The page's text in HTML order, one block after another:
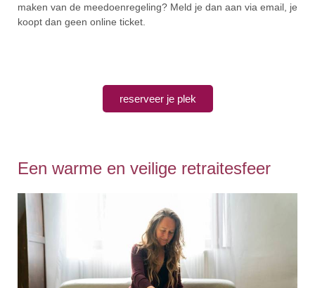
maken van de meedoenregeling? Meld je dan aan via email, je
koopt dan geen online ticket.
reserveer je plek
Een warme en veilige retraitesfeer